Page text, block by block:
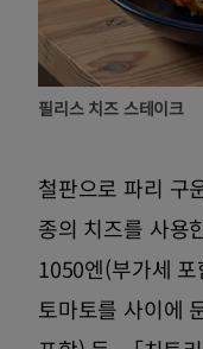
필리스 치즈 스테이크
철판으로 파리 구
종의 치즈를 사용
1050엔(부가세
토마토를 사이에